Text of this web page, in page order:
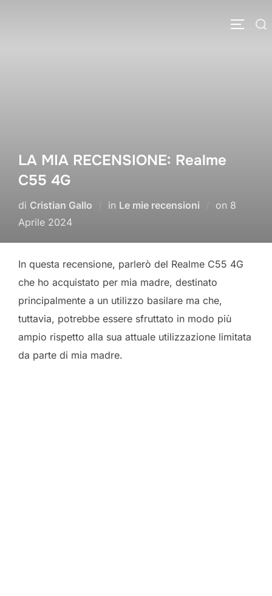
Cerca APRI/
LA MIA RECENSIONE: Realme
C55 4G
di Cristian Gallo in Le mie recensioni on 8
Aprile 2024
In questa recensione, parlerò del Realme C55 4G
che ho acquistato per mia madre, destinato
principalmente a un utilizzo basilare ma che,
tuttavia, potrebbe essere sfruttato in modo più
ampio rispetto alla sua attuale utilizzazione limitata
da parte di mia madre.